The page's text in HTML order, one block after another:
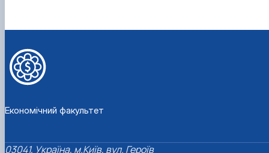
Економічний факультет
03041, Україна, м.Київ, вул. Героїв